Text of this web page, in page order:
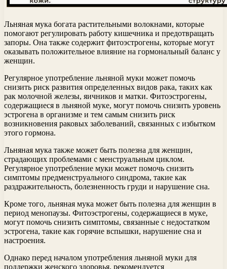
Льняная мука богата растительными волокнами, которые
помогают регулировать работу кишечника и предотвращать
запоры. Она также содержит фитоэстрогены, которые могут
оказывать положительное влияние на гормональный баланс у
женщин.
Регулярное употребление льняной муки может помочь
снизить риск развития определенных видов рака, таких как
рак молочной железы, яичников и матки. Фитоэстрогены,
содержащиеся в льняной муке, могут помочь снизить уровень
эстрогена в организме и тем самым снизить риск
возникновения раковых заболеваний, связанных с избытком
этого гормона.
Льняная мука также может быть полезна для женщин,
страдающих проблемами с менструальным циклом.
Регулярное употребление муки может помочь снизить
симптомы предменструального синдрома, такие как
раздражительность, болезненность груди и нарушение сна.
Кроме того, льняная мука может быть полезна для женщин в
период менопаузы. Фитоэстрогены, содержащиеся в муке,
могут помочь снизить симптомы, связанные с недостатком
эстрогена, такие как горячие вспышки, нарушение сна и
настроения.
Однако перед началом употребления льняной муки для
поддержки женского здоровья, рекомендуется